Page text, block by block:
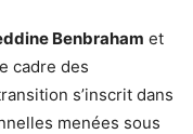
Benbraham et
cadre des
s’inscrit dans
menées sous